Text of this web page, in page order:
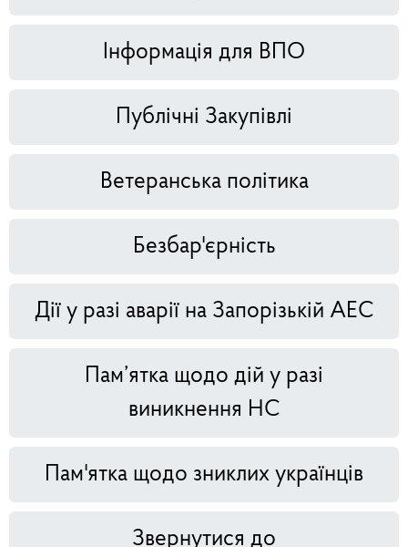
Інформація для ВПО
Публічні Закупівлі
Ветеранська політика
Безбар'єрність
Дії у разі аварії на Запорізькій АЕС
Пам’ятка щодо дій у разі
виникнення НС
Пам'ятка щодо зниклих українців
Звернутися до